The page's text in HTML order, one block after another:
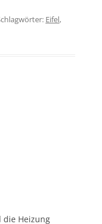
Eifel,
die Heizung